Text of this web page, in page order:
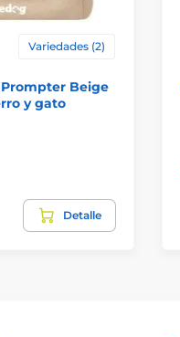
Variedades (2)
Beige
y gato
Detalle